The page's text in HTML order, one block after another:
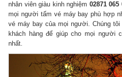
nhân viên giàu kinh nghiệm 02871 065
mọi người tấm vé máy bay phù hợp
vé máy bay của mọi người. Chúng
khách hàng để giúp cho mọi người
nhất.